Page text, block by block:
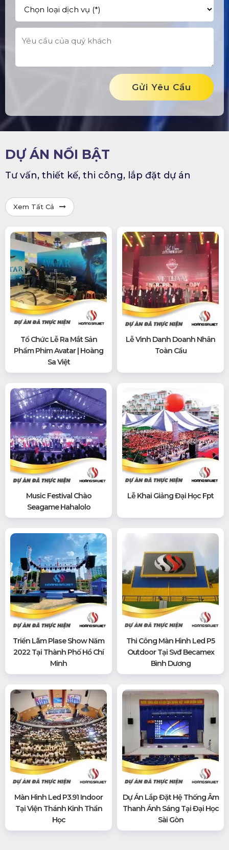
Gửi Yêu Cầu
DỰ ÁN NỔI BẬT
Tư vấn, thiết kế, thi công, lắp đặt dự án
Xem Tất Cả
Tổ Chức Lễ Ra Mắt Sản
Phẩm Phim Avatar | Hoàng
Sa Việt
Lễ Vinh Danh Doanh Nhân
Toàn Cầu
Music Festival Chào
Seagame Hahalolo
Lễ Khai Giảng Đại Học Fpt
Triển Lãm Plase Show Năm
2022 Tại Thành Phố Hồ Chí
Minh
Thi Công Màn Hình Led P5
Outdoor Tại Svđ Becamex
Bình Dương
Màn Hình Led P3.91 Indoor
Tại Viện Thánh Kinh Thần
Học
Dự Án Lắp Đặt Hệ Thống Âm
Thanh Ánh Sáng Tại Đại Học
Sài Gòn